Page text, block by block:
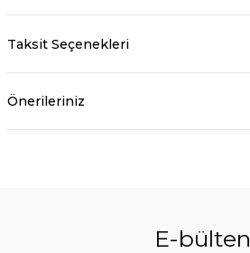
Taksit Seçenekleri
Önerileriniz
E-bülten